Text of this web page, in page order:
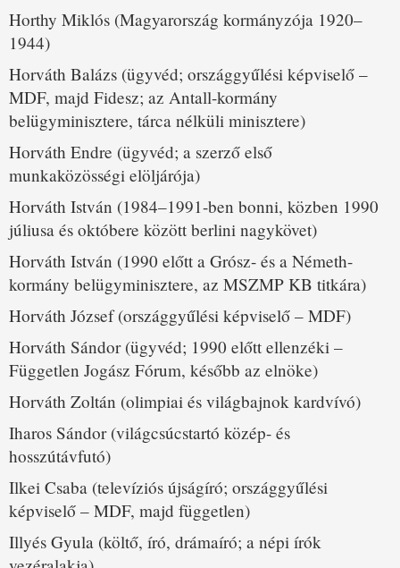
Horthy Miklós (Magyarország kormányzója 1920–
1944)
Horváth Balázs (ügyvéd; országgyűlési képviselő –
MDF, majd Fidesz; az Antall-kormány
belügyminisztere, tárca nélküli minisztere)
Horváth Endre (ügyvéd; a szerző első
munkaközösségi elöljárója)
Horváth István (1984–1991-ben bonni, közben 1990
júliusa és októbere között berlini nagykövet)
Horváth István (1990 előtt a Grósz- és a Németh-
kormány belügyminisztere, az MSZMP KB titkára)
Horváth József (országgyűlési képviselő – MDF)
Horváth Sándor (ügyvéd; 1990 előtt ellenzéki –
Független Jogász Fórum, később az elnöke)
Horváth Zoltán (olimpiai és világbajnok kardvívó)
Iharos Sándor (világcsúcstartó közép- és
hosszútávfutó)
Ilkei Csaba (televíziós újságíró; országgyűlési
képviselő – MDF, majd független)
Illyés Gyula (költő, író, drámaíró; a népi írók